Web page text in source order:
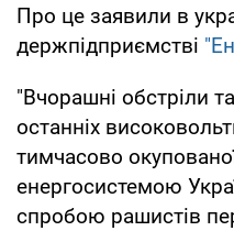
Про це заявили в
держпідприємстві
"Вчорашні обстріли
останніх
тимчасово
енергосистемою
спробою рашистів